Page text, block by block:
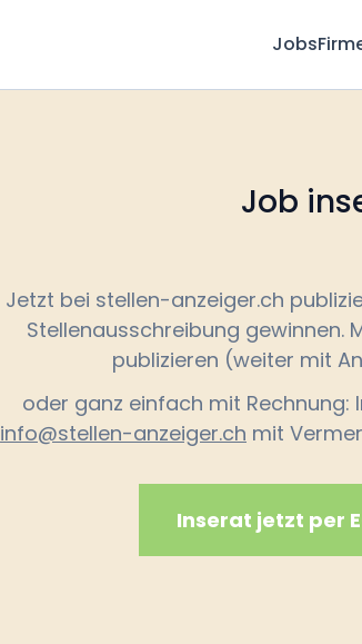
Jobs
Job
Jetzt bei stellen-anzeiger.ch
Stellenausschreibung gewinnen.
publizieren (weiter mit
oder ganz einfach mit Rechnung:
info@stellen-anzeiger.ch mit
Inserat jetzt per